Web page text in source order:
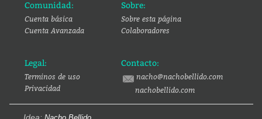
Comunidad:
Cuenta básica
Cuenta Avanzada
Sobre:
Sobre esta página
Colaboradores
Legal:
Terminos de uso
Privacidad
Contacto:
nacho@nachobellido.com
nachobellido.com
Idea: